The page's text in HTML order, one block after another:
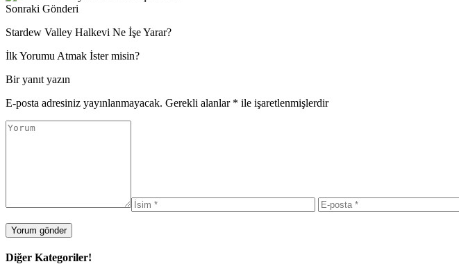
Sonraki Gönderi
Stardew Valley Halkevi Ne İşe Yarar?
İlk Yorumu Atmak İster misin?
Bir yanıt yazın
E-posta adresiniz yayınlanmayacak. Gerekli alanlar * ile işaretlenmişlerdir
Diğer Kategoriler!